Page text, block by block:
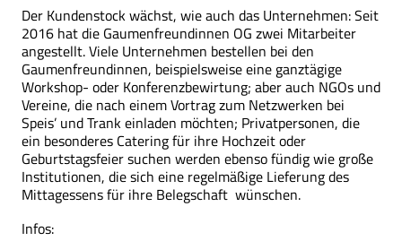
Der Kundenstock wächst, wie auch das Unternehmen: Seit
2016 hat die Gaumenfreundinnen OG zwei Mitarbeiter
angestellt. Viele Unternehmen bestellen bei den
Gaumenfreundinnen, beispielsweise eine ganztägige
Workshop- oder Konferenzbewirtung; aber auch NGOs und
Vereine, die nach einem Vortrag zum Netzwerken bei
Speis’ und Trank einladen möchten; Privatpersonen, die
ein besonderes Catering für ihre Hochzeit oder
Geburtstagsfeier suchen werden ebenso fündig wie große
Institutionen, die sich eine regelmäßige Lieferung des
Mittagessens für ihre Belegschaft wünschen.
Infos: